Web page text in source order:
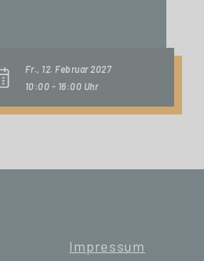
Fr., 12. Februar 2027
10:00 - 16:00 Uhr
Impressum